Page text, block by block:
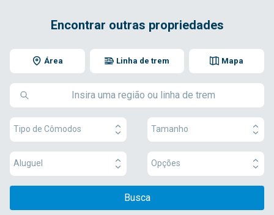
Encontrar outras propriedades
Área Mapa
Linha de trem
Tipo de Cômodos Tamanho
Aluguel Opções
Busca